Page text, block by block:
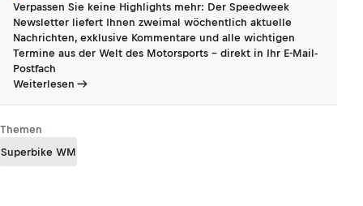
Verpassen Sie keine Highlights mehr: Der Speedweek
Newsletter liefert Ihnen zweimal wöchentlich aktuelle
Nachrichten, exklusive Kommentare und alle wichtigen
Termine aus der Welt des Motorsports - direkt in Ihr E-Mail-
Postfach
Weiterlesen
Themen
Superbike WM